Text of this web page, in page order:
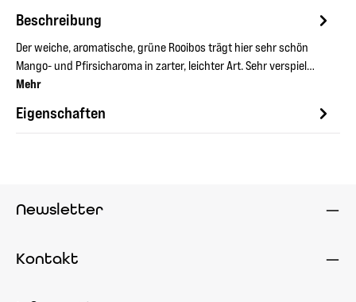
Beschreibung
Der weiche, aromatische, grüne Rooibos trägt hier sehr schön
Mango- und Pfirsicharoma in zarter, leichter Art. Sehr verspiel…
Mehr
Eigenschaften
Newsletter
Kontakt